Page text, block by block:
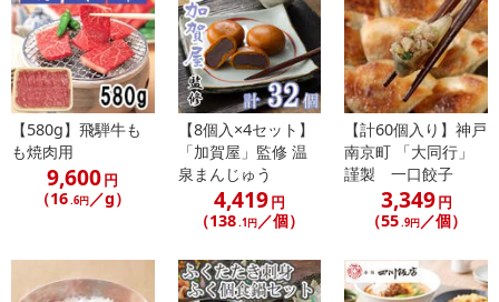
によるお申込み後のキャンセル・返品交換は対応いたしかねます。
【お支払いについて】
※送料はお試し費用に含まれております。
※d払い、PayPay、au PAY、au PAY（auかんたん決済）、ソフトバ
ンクまとめて支払い、楽天ペイ、メルペイ、AEON Pay、Amazon
Payでお支払いの場合、決済のため外部サイトへ遷移します。
【580g】飛騨牛も
も焼肉用
9,600円
（16.6円／g）
【8個入×4セット】
「加賀屋」監修 温
泉まんじゅう
4,419円
（138.1円／個）
【計60個入り】神戸
南京町 「大同行」
謹製 一口餃子
3,349円
（55.9円／個）